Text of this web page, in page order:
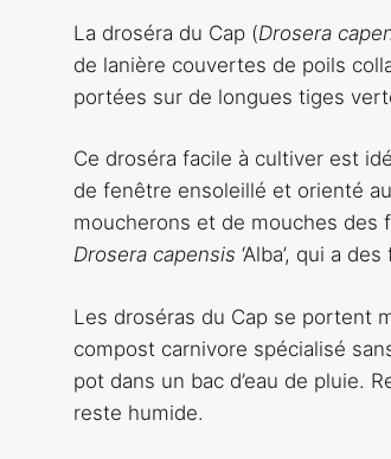
La droséra du Cap (Drosera
de lanière couvertes de poils
portées sur de longues tiges
Ce droséra facile à cultiver est
de fenêtre ensoleillé et orienté
moucherons et de mouches des
Drosera capensis ‘Alba’, qui a
Les droséras du Cap se portent
compost carnivore spécialisé
pot dans un bac d’eau de pluie.
reste humide.